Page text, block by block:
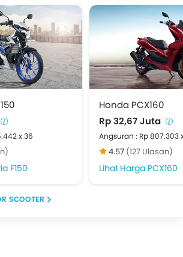
x 36
F150
Honda PCX160
Rp 32,67 Juta
Angsuran : Rp 807.303
4.57 (127 Ulasan)
Harga PCX160
SCOOTER